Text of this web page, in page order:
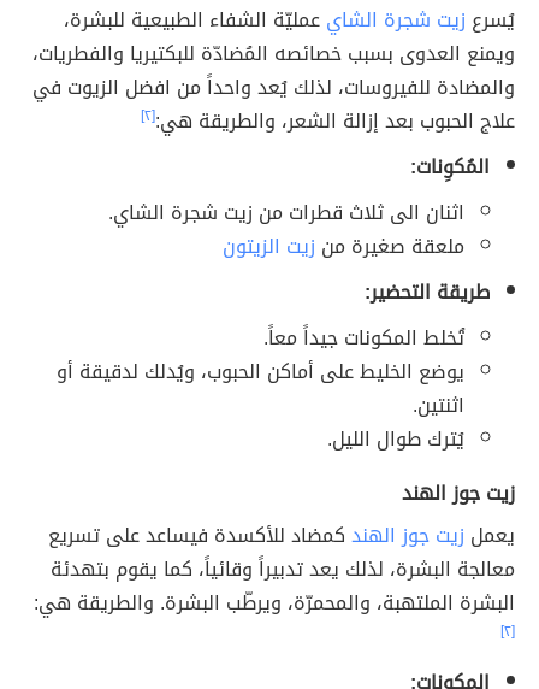
يُسرع زيت شجرة الشايعمليّة الشفاء الطبيعية للبشرة،
ويمنع العدوى بسبب خصائصه المُضادّة للبكتيريا والفطريات،
والمضادة للفيروسات، لذلك يُعد واحداً من افضل الزيوت في
علاج الحبوب بعد إزالة الشعر، والطريقة هي:[٢]
المُكوِنات:
اثنان الى ثلاث قطرات من زيت شجرة الشاي.
ملعقة صغيرة من زيت الزيتون
طريقة التحضير:
تُخلط المكونات جيداً معاً.
يوضع الخليط على أماكن الحبوب، ويُدلك لدقيقة أو
اثنتين.
يُترك طوال الليل.
زيت جوز الهند
يعمل زيت جوز الهندكمضاد للأكسدة فيساعد على تسريع
معالجة البشرة، لذلك يعد تدبيراً وقائياً، كما يقوم بتهدئة
البشرة الملتهبة، والمحمرّة، ويرطّب البشرة. والطريقة هي:
[٢]